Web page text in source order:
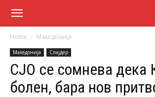
Home Македонија
Македонија Слајдер
СЈО се сомнева дека
болен, бара нов